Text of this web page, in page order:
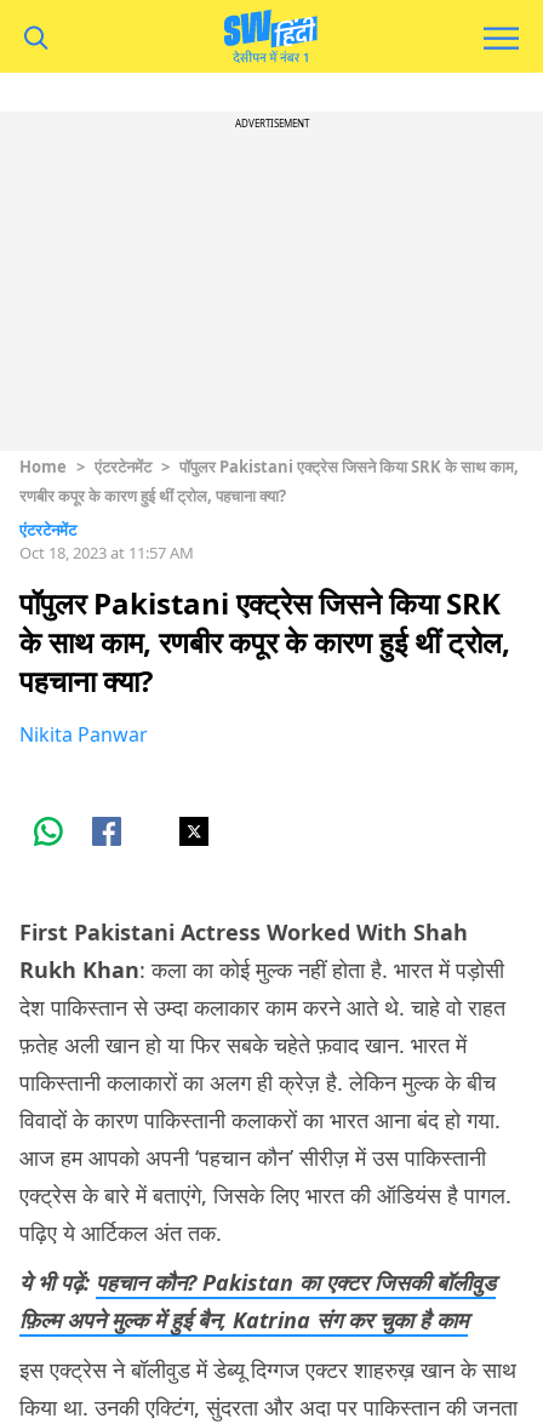
ADVERTISEMENT
Home > एंटरटेनमेंट > पॉपुलर Pakistani एक्ट्रेस जिसने किया SRK के साथ काम,
रणबीर कपूर के कारण हुई थीं ट्रोल, पहचाना क्या?
एंटरटेनमेंट
Oct 18, 2023 at 11:57 AM
पॉपुलर Pakistani एक्ट्रेस जिसने किया SRK
के साथ काम, रणबीर कपूर के कारण हुई थीं ट्रोल,
पहचाना क्या?
Nikita Panwar
First Pakistani Actress Worked With Shah
Rukh Khan: कला का कोई मुल्क नहीं होता है. भारत में पड़ोसी
देश पाकिस्तान से उम्दा कलाकार काम करने आते थे. चाहे वो राहत
फ़तेह अली खान हो या फिर सबके चहेते फ़वाद खान. भारत में
पाकिस्तानी कलाकारों का अलग ही क्रेज़ है. लेकिन मुल्क के बीच
विवादों के कारण पाकिस्तानी कलाकरों का भारत आना बंद हो गया.
आज हम आपको अपनी ‘पहचान कौन’ सीरीज़ में उस पाकिस्तानी
एक्ट्रेस के बारे में बताएंगे, जिसके लिए भारत की ऑडियंस है पागल.
पढ़िए ये आर्टिकल अंत तक.
ये भी पढ़ें: पहचान कौन? Pakistan का एक्टर जिसकी बॉलीवुड
फ़िल्म अपने मुल्क में हुई बैन, Katrina संग कर चुका है काम
इस एक्ट्रेस ने बॉलीवुड में डेब्यू दिग्गज एक्टर शाहरुख़ खान के साथ
किया था. उनकी एक्टिंग, सुंदरता और अदा पर पाकिस्तान की जनता